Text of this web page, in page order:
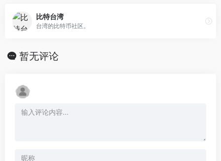
比特台湾
台湾的比特币社区。
暂无评论